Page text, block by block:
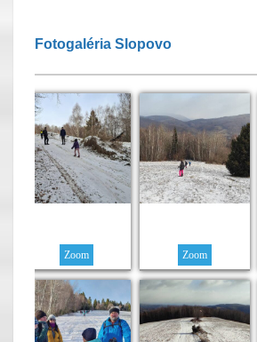
Fotogaléria Slopovo
Zoom Zoom